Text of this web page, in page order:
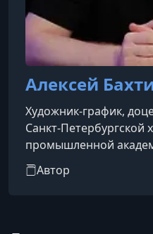
Алексей
Художник-график,
Санкт-Петербургской
промышленной
Штиглица. Автор
методики построения
живописи,
Автор